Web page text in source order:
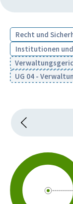
Recht und
Institutionen
UG 04 -